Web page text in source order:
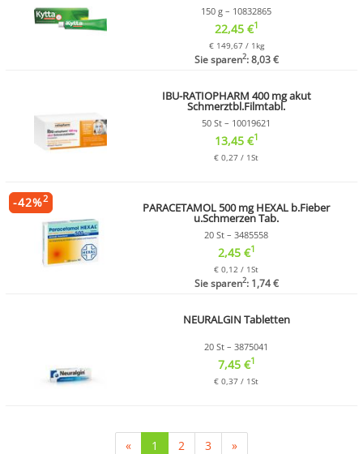
150 g – 10832865
22,45 €1
€ 149,67 / 1kg
Sie sparen2: 8,03 €
IBU-RATIOPHARM 400 mg akut
Schmerztbl.Filmtabl.
50 St – 10019621
13,45 €1
€ 0,27 / 1St
PARACETAMOL 500 mg HEXAL b.Fieber
u.Schmerzen Tab.
20 St – 3485558
2,45 €1
€ 0,12 / 1St
Sie sparen2: 1,74 €
-42%2
NEURALGIN Tabletten
20 St – 3875041
7,45 €1
€ 0,37 / 1St
« 1 (current)
2 3 »